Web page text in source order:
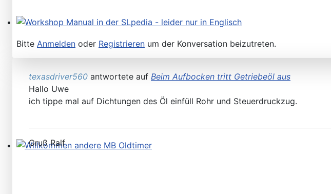
Bitte Anmelden oder Registrieren um der Konversation beizutreten.
texasdriver560 antwortete auf Beim Aufbocken tritt Getriebeöl aus
Hallo Uwe
ich tippe mal auf Dichtungen des Öl einfüll Rohr und Steuerdruckzug.
Gruß Ralf